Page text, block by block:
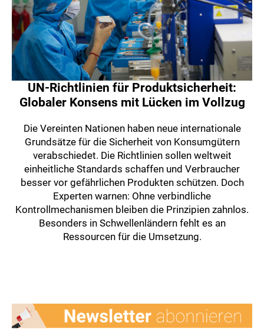
UN-Richtlinien für Produktsicherheit:
Globaler Konsens mit Lücken im Vollzug
Die Vereinten Nationen haben neue internationale
Grundsätze für die Sicherheit von Konsumgütern
verabschiedet. Die Richtlinien sollen weltweit
einheitliche Standards schaffen und Verbraucher
besser vor gefährlichen Produkten schützen. Doch
Experten warnen: Ohne verbindliche
Kontrollmechanismen bleiben die Prinzipien zahnlos.
Besonders in Schwellenländern fehlt es an
Ressourcen für die Umsetzung.